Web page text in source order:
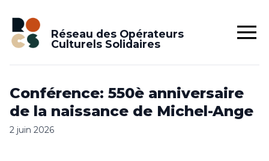
Réseau des Opérateurs
Culturels Solidaires
Conférence: 550è anniversaire
de la naissance de Michel-Ange
2 juin 2026